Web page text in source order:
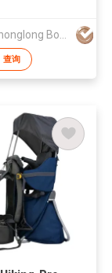
Nanjing Zhonglong Bochuang Outdoor Products Co., Ltd
查询